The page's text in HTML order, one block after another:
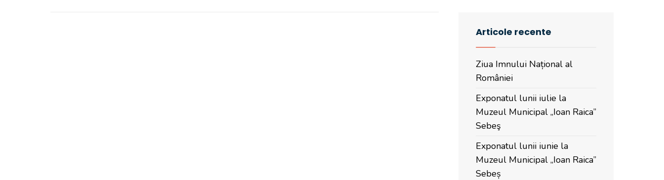
Articole recente
Ziua Imnului Național al
României
Exponatul lunii iulie la
Muzeul Municipal „Ioan Raica”
Sebeş
Exponatul lunii iunie la
Muzeul Municipal „Ioan Raica”
Sebeș